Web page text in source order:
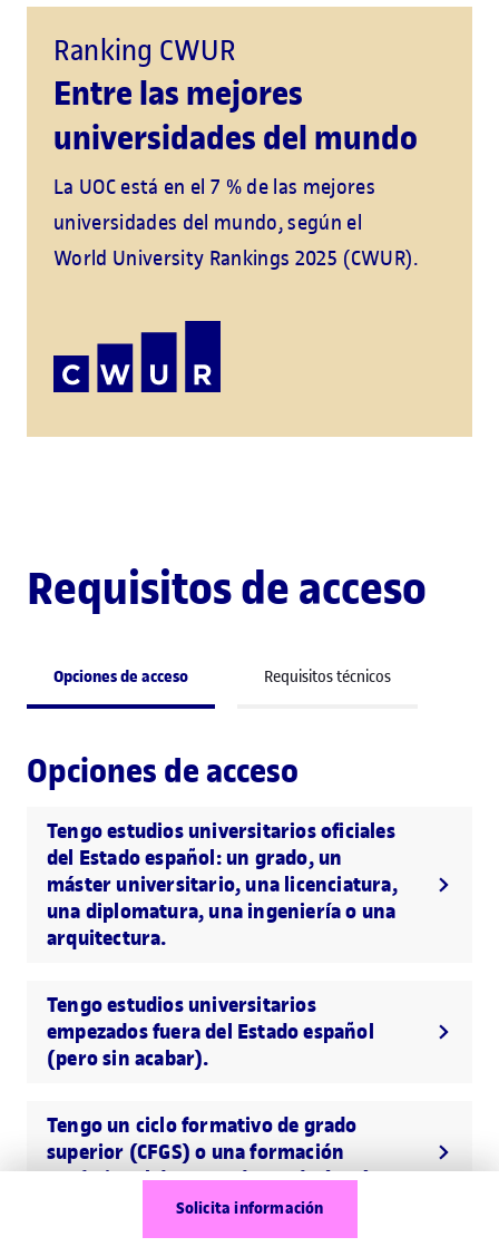
Solicita información
Ranking CWUR
Entre las mejores
universidades del mundo
La UOC está en el 7 % de las mejores
universidades del mundo, según el
World University Rankings 2025 (CWUR).
Requisitos de acceso
Opciones de acceso Requisitos técnicos
Opciones de acceso
Tengo estudios universitarios oficiales
del Estado español: un grado, un
máster universitario, una licenciatura,
una diplomatura, una ingeniería o una
arquitectura.
Tengo estudios universitarios
empezados fuera del Estado español
(pero sin acabar).
Tengo un ciclo formativo de grado
superior (CFGS) o una formación
profesional de segundo grado (FP2).